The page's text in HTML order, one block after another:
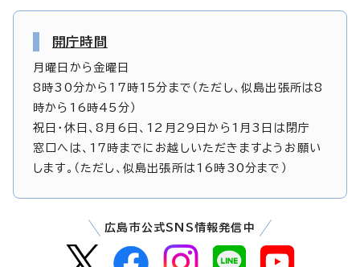
開庁時間
月曜日から金曜日
8時30分から17時15分まで（ただし、似島出張所は8
時から16時45分）
祝日・休日、8月6日、12月29日から1月3日は閉庁
窓口へは、17時までにお越しいただきますようお願い
します。（ただし、似島出張所は16時30分まで）
広島市公式SNS情報発信中